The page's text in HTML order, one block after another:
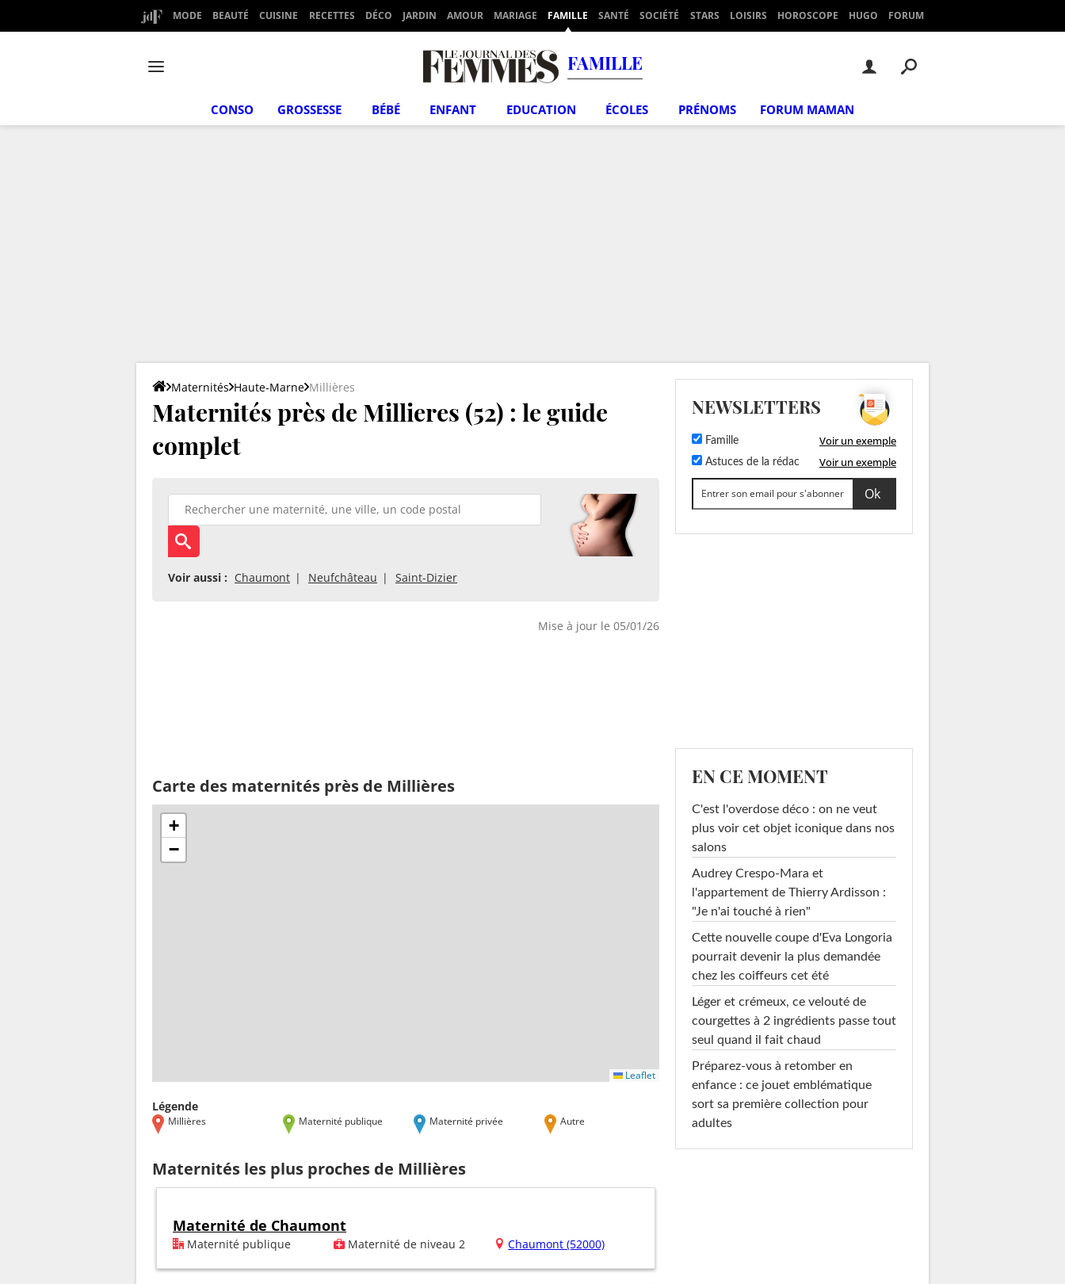
MODE BEAUTÉ CUISINE RECETTES DÉCO JARDIN AMOUR MARIAGE FAMILLE SANTÉ SOCIÉTÉ STARS LOISIRS HOROSCOPE HUGO FORUM
FAMILLE
CONSO GROSSESSE BÉBÉ ENFANT EDUCATION ÉCOLES PRÉNOMS FORUM MAMAN
Maternités Haute-Marne Millières
Maternités près de Millieres (52) : le guide
complet
Voir aussi : Chaumont Neufchâteau Saint-Dizier
Mise à jour le 05/01/26
Carte des maternités près de Millières
+
−
Leaflet
Légende
Millières Maternité publique Maternité privée Autre
Maternités les plus proches de Millières
Maternité de Chaumont
Maternité publique Maternité de niveau 2 Chaumont (52000)
NEWSLETTERS
Famille Voir un exemple
Astuces de la rédac Voir un exemple
EN CE MOMENT
C'est l'overdose déco : on ne veut
plus voir cet objet iconique dans nos
salons
Audrey Crespo-Mara et
l'appartement de Thierry Ardisson :
"Je n'ai touché à rien"
Cette nouvelle coupe d'Eva Longoria
pourrait devenir la plus demandée
chez les coiffeurs cet été
Léger et crémeux, ce velouté de
courgettes à 2 ingrédients passe tout
seul quand il fait chaud
Préparez-vous à retomber en
enfance : ce jouet emblématique
sort sa première collection pour
adultes